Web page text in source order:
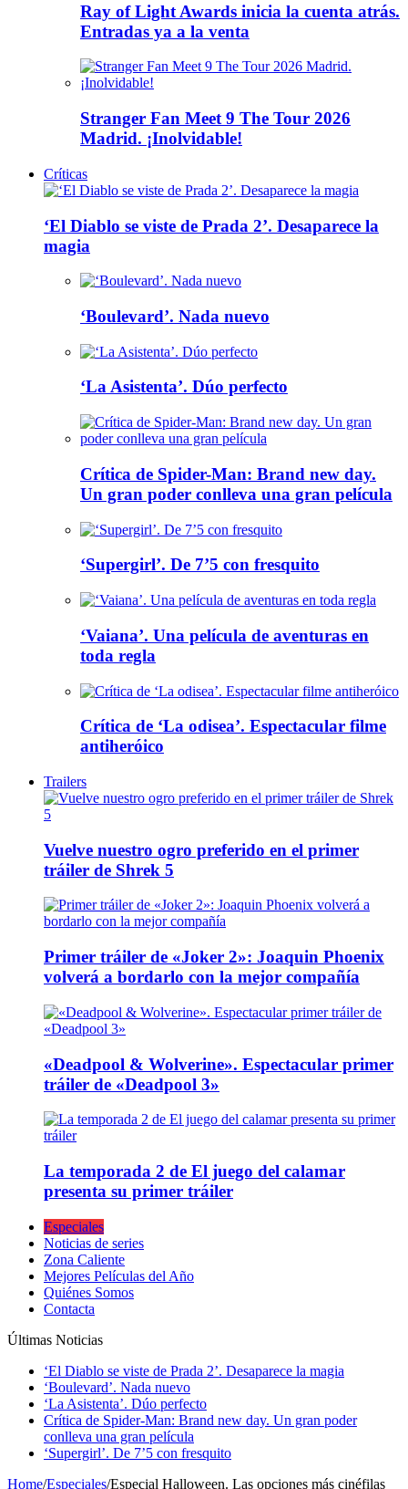
Ray of Light Awards inicia la cuenta atrás.
Entradas ya a la venta
Stranger Fan Meet 9 The Tour 2026
Madrid. ¡Inolvidable!
Críticas
‘El Diablo se viste de Prada 2’. Desaparece la
magia
‘Boulevard’. Nada nuevo
‘La Asistenta’. Dúo perfecto
Crítica de Spider-Man: Brand new day.
Un gran poder conlleva una gran película
‘Supergirl’. De 7’5 con fresquito
‘Vaiana’. Una película de aventuras en
toda regla
Crítica de ‘La odisea’. Espectacular filme
antiheróico
Trailers
Vuelve nuestro ogro preferido en el primer
tráiler de Shrek 5
Primer tráiler de «Joker 2»: Joaquin Phoenix
volverá a bordarlo con la mejor compañía
«Deadpool & Wolverine». Espectacular primer
tráiler de «Deadpool 3»
La temporada 2 de El juego del calamar
presenta su primer tráiler
Especiales
Noticias de series
Zona Caliente
Mejores Películas del Año
Quiénes Somos
Contacta
Últimas Noticias
‘El Diablo se viste de Prada 2’. Desaparece la magia
‘Boulevard’. Nada nuevo
‘La Asistenta’. Dúo perfecto
Crítica de Spider-Man: Brand new day. Un gran poder
conlleva una gran película
‘Supergirl’. De 7’5 con fresquito
Home/Especiales/Especial Halloween. Las opciones más cinéfilas